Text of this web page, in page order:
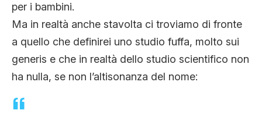
per i bambini.
Ma in realtà anche stavolta ci troviamo di fronte
a quello che definirei uno studio fuffa, molto sui
generis e che in realtà dello studio scientifico non
ha nulla, se non l’altisonanza del nome: